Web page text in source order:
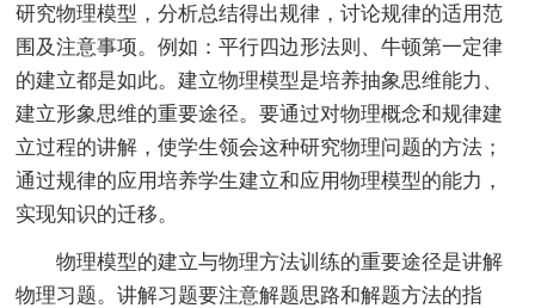
研究物理模型，分析总结得出规律，讨论规律的适用范
围及注意事项。例如：平行四边形法则、牛顿第一定律
的建立都是如此。建立物理模型是培养抽象思维能力、
建立形象思维的重要途径。要通过对物理概念和规律建
立过程的讲解，使学生领会这种研究物理问题的方法；
通过规律的应用培养学生建立和应用物理模型的能力，
实现知识的迁移。
物理模型的建立与物理方法训练的重要途径是讲解
物理习题。讲解习题要注意解题思路和解题方法的指